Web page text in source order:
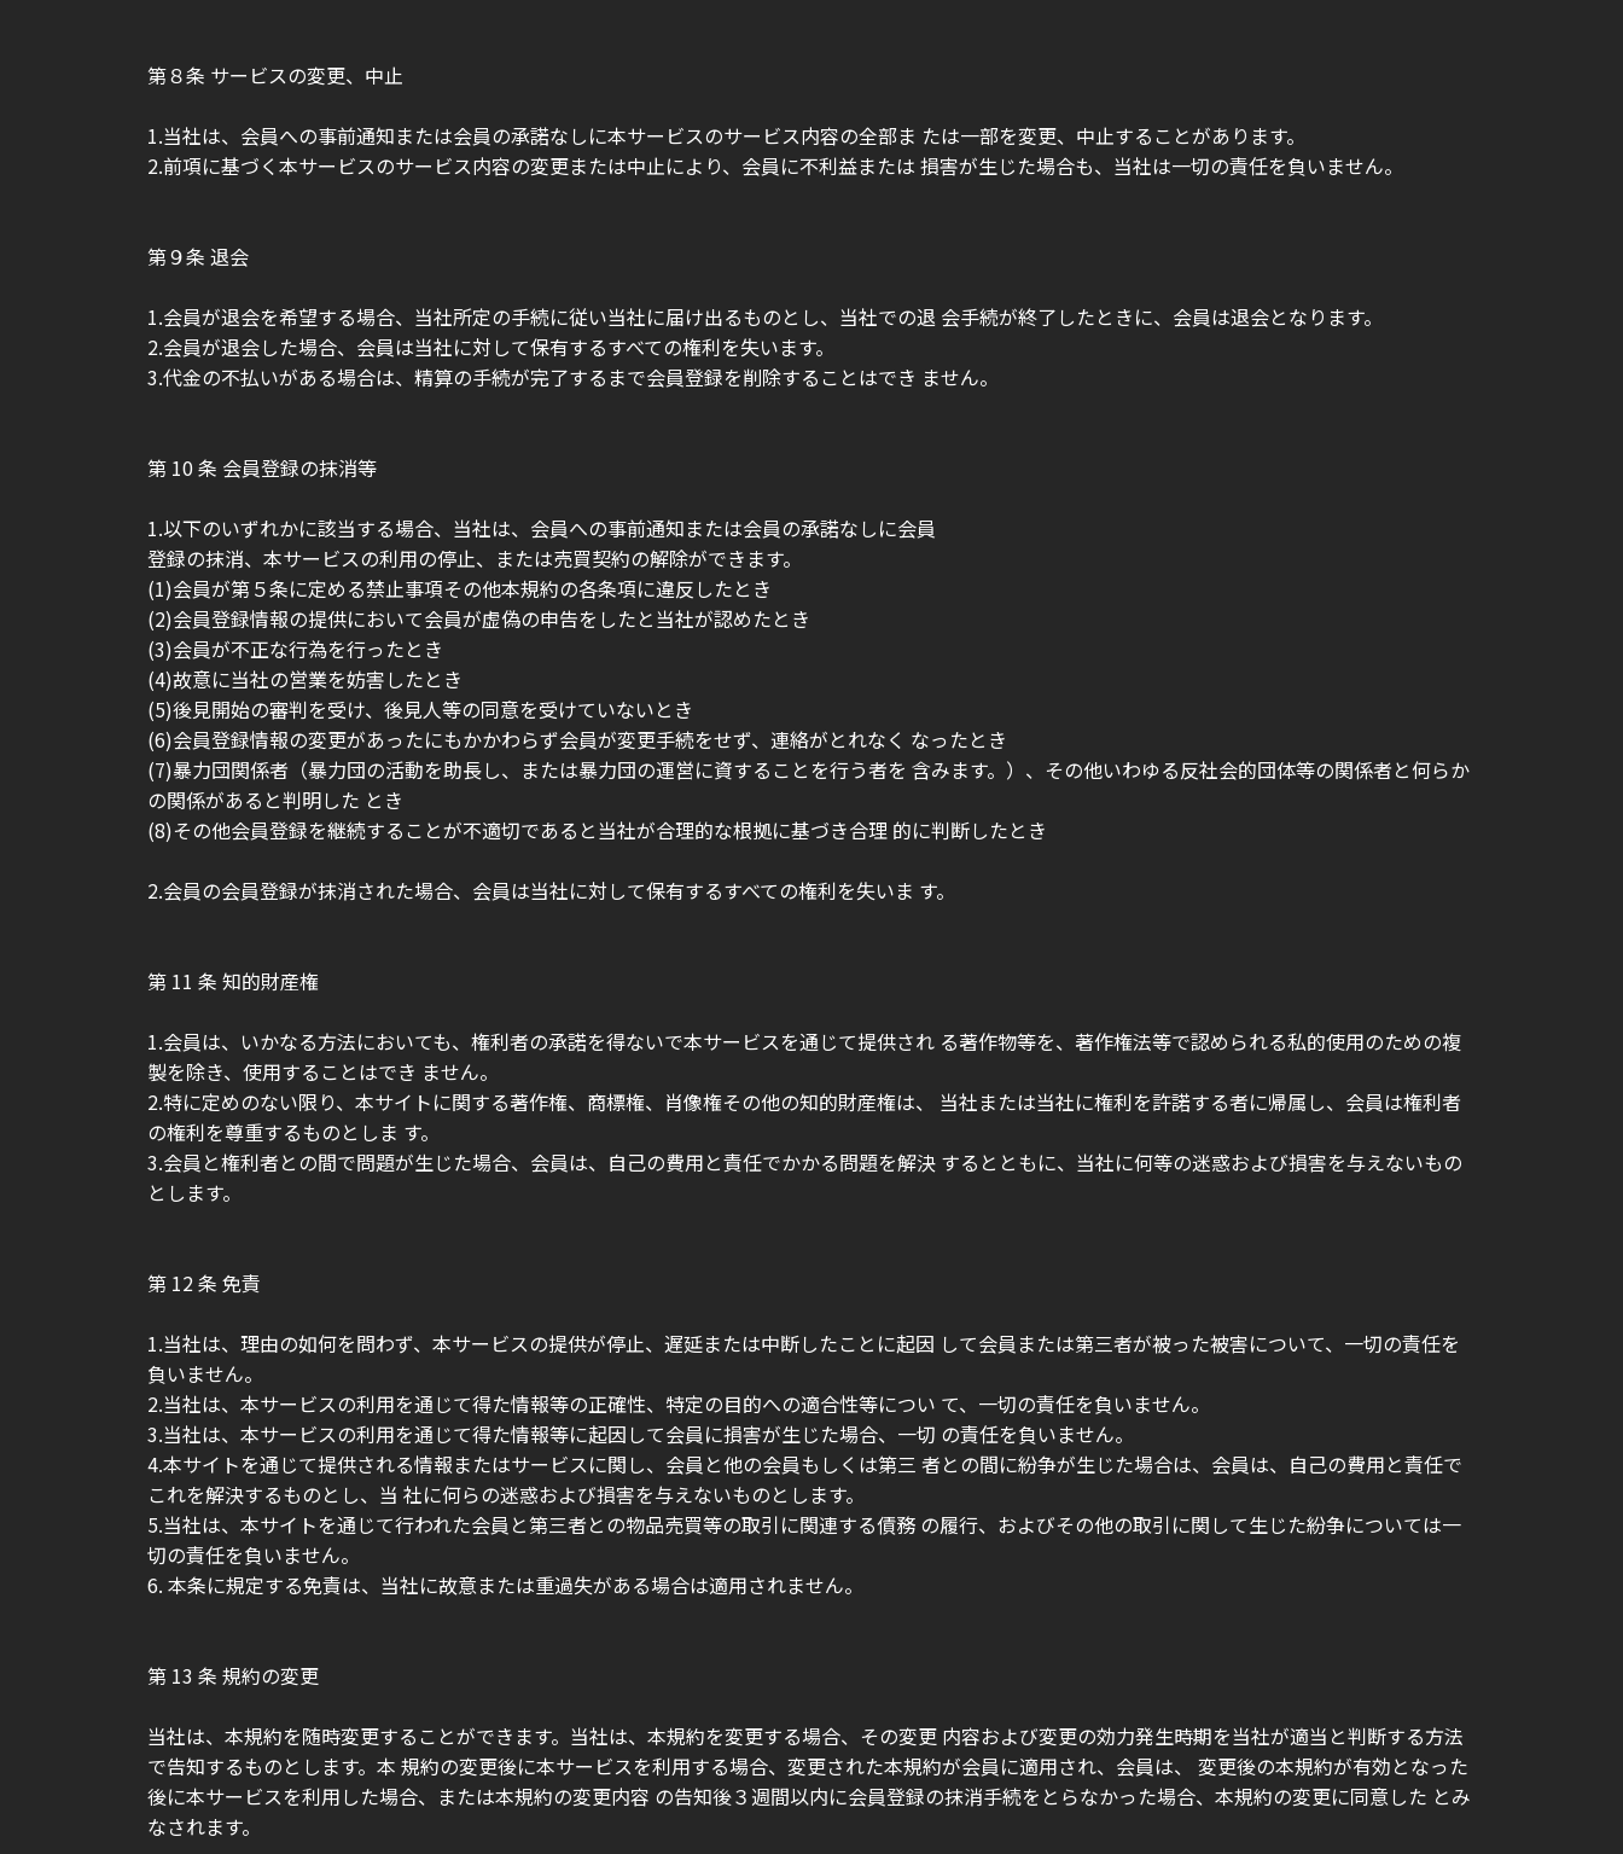
第８条 サービスの変更、中止
1.当社は、会員への事前通知または会員の承諾なしに本サービスのサービス内容の全部ま たは一部を変更、中止することがあります。
2.前項に基づく本サービスのサービス内容の変更または中止により、会員に不利益または 損害が生じた場合も、当社は一切の責任を負いません。
第９条 退会
1.会員が退会を希望する場合、当社所定の手続に従い当社に届け出るものとし、当社での退 会手続が終了したときに、会員は退会となります。
2.会員が退会した場合、会員は当社に対して保有するすべての権利を失います。
3.代金の不払いがある場合は、精算の手続が完了するまで会員登録を削除することはでき ません。
第 10 条 会員登録の抹消等
1.以下のいずれかに該当する場合、当社は、会員への事前通知または会員の承諾なしに会員
登録の抹消、本サービスの利用の停止、または売買契約の解除ができます。
(1)会員が第５条に定める禁止事項その他本規約の各条項に違反したとき
(2)会員登録情報の提供において会員が虚偽の申告をしたと当社が認めたとき
(3)会員が不正な行為を行ったとき
(4)故意に当社の営業を妨害したとき
(5)後見開始の審判を受け、後見人等の同意を受けていないとき
(6)会員登録情報の変更があったにもかかわらず会員が変更手続をせず、連絡がとれなく なったとき
(7)暴力団関係者（暴力団の活動を助長し、または暴力団の運営に資することを行う者を 含みます。）、その他いわゆる反社会的団体等の関係者と何らか
の関係があると判明した とき
(8)その他会員登録を継続することが不適切であると当社が合理的な根拠に基づき合理 的に判断したとき
2.会員の会員登録が抹消された場合、会員は当社に対して保有するすべての権利を失いま す。
第 11 条 知的財産権
1.会員は、いかなる方法においても、権利者の承諾を得ないで本サービスを通じて提供され る著作物等を、著作権法等で認められる私的使用のための複
製を除き、使用することはでき ません。
2.特に定めのない限り、本サイトに関する著作権、商標権、肖像権その他の知的財産権は、 当社または当社に権利を許諾する者に帰属し、会員は権利者
の権利を尊重するものとしま す。
3.会員と権利者との間で問題が生じた場合、会員は、自己の費用と責任でかかる問題を解決 するとともに、当社に何等の迷惑および損害を与えないもの
とします。
第 12 条 免責
1.当社は、理由の如何を問わず、本サービスの提供が停止、遅延または中断したことに起因 して会員または第三者が被った被害について、一切の責任を
負いません。
2.当社は、本サービスの利用を通じて得た情報等の正確性、特定の目的への適合性等につい て、一切の責任を負いません。
3.当社は、本サービスの利用を通じて得た情報等に起因して会員に損害が生じた場合、一切 の責任を負いません。
4.本サイトを通じて提供される情報またはサービスに関し、会員と他の会員もしくは第三 者との間に紛争が生じた場合は、会員は、自己の費用と責任で
これを解決するものとし、当 社に何らの迷惑および損害を与えないものとします。
5.当社は、本サイトを通じて行われた会員と第三者との物品売買等の取引に関連する債務 の履行、およびその他の取引に関して生じた紛争については一
切の責任を負いません。
6. 本条に規定する免責は、当社に故意または重過失がある場合は適用されません。
第 13 条 規約の変更
当社は、本規約を随時変更することができます。当社は、本規約を変更する場合、その変更 内容および変更の効力発生時期を当社が適当と判断する方法
で告知するものとします。本 規約の変更後に本サービスを利用する場合、変更された本規約が会員に適用され、会員は、 変更後の本規約が有効となった
後に本サービスを利用した場合、または本規約の変更内容 の告知後３週間以内に会員登録の抹消手続をとらなかった場合、本規約の変更に同意した とみ
なされます。